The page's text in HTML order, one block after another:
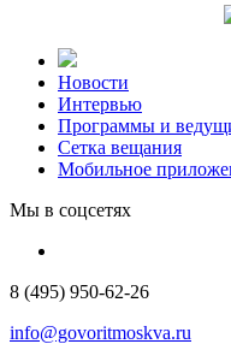
Новости
Интервью
Программы и
Сетка вещания
Мобильное
Мы в соцсетях
8 (495) 950-62-26
info@govoritmoskva.ru